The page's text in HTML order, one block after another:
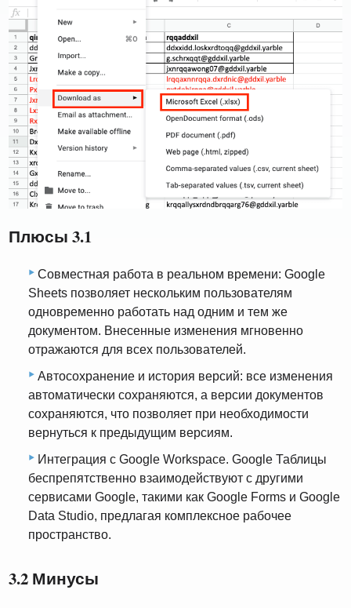
Плюсы 3.1
Совместная работа в реальном времени: Google
Sheets позволяет нескольким пользователям
одновременно работать над одним и тем же
документом. Внесенные изменения мгновенно
отражаются для всех пользователей.
Автосохранение и история версий: все изменения
автоматически сохраняются, а версии документов
сохраняются, что позволяет при необходимости
вернуться к предыдущим версиям.
Интеграция с Google Workspace. Google Таблицы
беспрепятственно взаимодействуют с другими
сервисами Google, такими как Google Forms и Google
Data Studio, предлагая комплексное рабочее
пространство.
3.2 Минусы